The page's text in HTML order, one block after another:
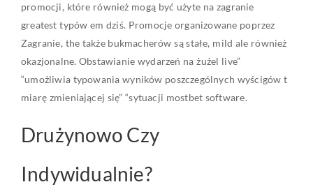
promocji, które również mogą być użyte na zagranie
greatest typów em dziś. Promocje organizowane poprzez
Zagranie, the także bukmacherów są stałe, mild ale również
okazjonalne. Obstawianie wydarzeń na żużel live”
“umożliwia typowania wyników poszczególnych wyścigów t
miarę zmieniającej się” “sytuacji mostbet software.
Drużynowo Czy
Indywidualnie?